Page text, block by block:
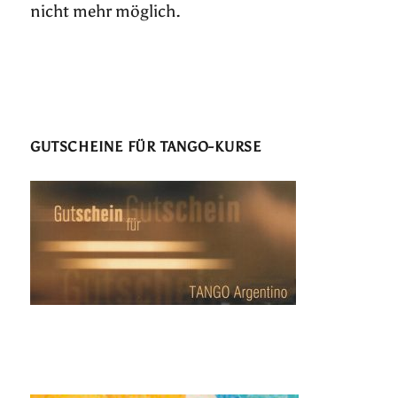
nicht mehr möglich.
GUTSCHEINE FÜR TANGO-KURSE